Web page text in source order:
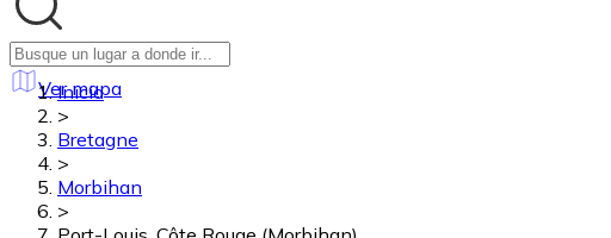
Ver mapa
Inicio
>
Bretagne
>
Morbihan
>